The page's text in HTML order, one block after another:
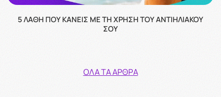
5 ΛΆΘΗ ΠΟΥ ΚΆΝΕΙΣ ΜΕ ΤΗ ΧΡΉΣΗ ΤΟΥ ΑΝΤΙΗΛΙΑΚΟΎ
ΣΟΥ
ΌΛΑ ΤΑ ΆΡΘΡΑ